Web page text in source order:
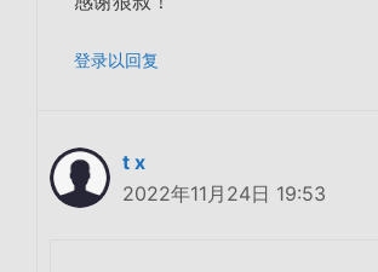
登录以回复
t x
2022年11月24日 19:53